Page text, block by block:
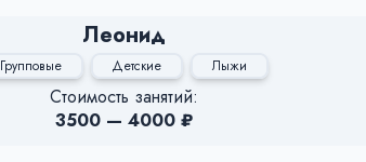
Леонид
Групповые Детские Лыжи
Стоимость занятий:
3500 — 4000 ₽